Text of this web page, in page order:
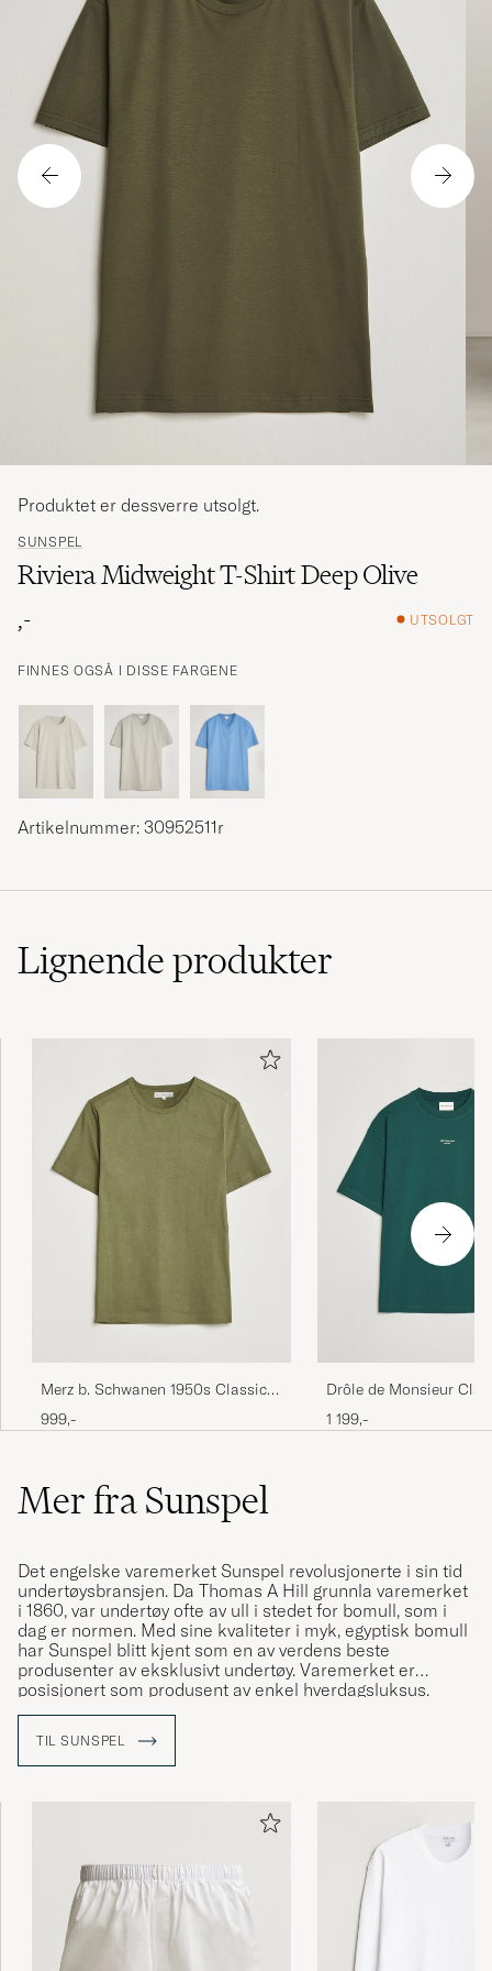
SUNSPEL
Riviera Midweight T-Shirt Deep Olive
,-
UTSOLGT
FINNES OGSÅ I DISSE FARGENE
Produktet er dessverre utsolgt.
Artikelnummer: 30952511r
Lignendeprodukter
Merz b. Schwanen 1950s Classic
Loopwheeled T-shirt Army
999,-
Drôle de Monsieur
T-Shirt Dark Green
1 199,-
Mer fra Sunspel
Det engelske varemerket Sunspel revolusjonerte i sin tid
undertøysbransjen. Da Thomas A Hill grunnla varemerket
i 1860, var undertøy ofte av ull i stedet for bomull, som i
dag er normen. Med sine kvaliteter i myk, egyptisk bomull
har Sunspel blitt kjent som en av verdens beste
produsenter av eksklusivt undertøy. Varemerket er
posisjonert som produsent av enkel hverdagsluksus.
TIL SUNSPEL